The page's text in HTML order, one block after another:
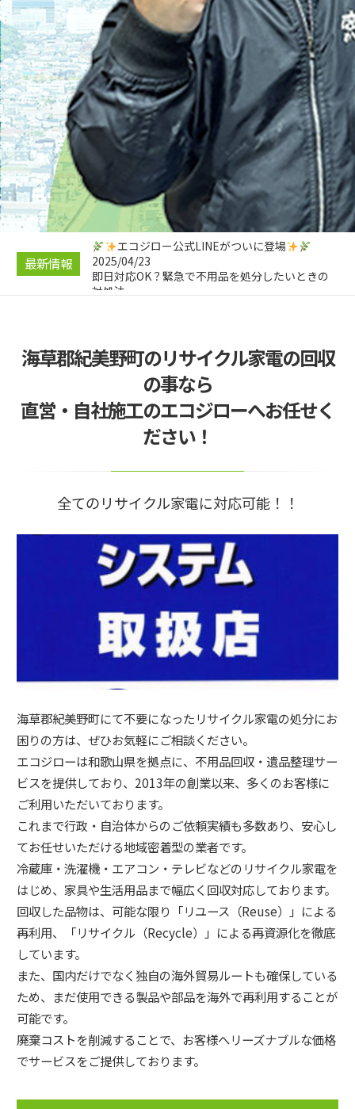
最新情報
遺品整理と不用品回収の違いとは？
2025/04/28
不要品回収の料金相場と安くする5つの裏技｜コ
ツコツ節約！
2025/04/26
エコジロー公式LINEがついに登場
2025/04/23
即日対応OK？緊急で不用品を処分したいときの
対処法
2025/04/21
遺品整理と不用品回収の違いとは？
2025/04/28
不要品回収の料金相場と安くする5つの裏技｜コ
ツコツ節約！
海草郡紀美野町のリサイクル家電の回収
の事なら
直営・自社施工のエコジローへお任せく
ださい！
全てのリサイクル家電に対応可能！！
海草郡紀美野町にて不要になったリサイクル家電の処分にお
困りの方は、ぜひお気軽にご相談ください。
エコジローは和歌山県を拠点に、不用品回収・遺品整理サー
ビスを提供しており、2013年の創業以来、多くのお客様に
ご利用いただいております。
これまで行政・自治体からのご依頼実績も多数あり、安心し
てお任せいただける地域密着型の業者です。
冷蔵庫・洗濯機・エアコン・テレビなどのリサイクル家電を
はじめ、家具や生活用品まで幅広く回収対応しております。
回収した品物は、可能な限り「リユース（Reuse）」による
再利用、「リサイクル（Recycle）」による再資源化を徹底
しています。
また、国内だけでなく独自の海外貿易ルートも確保している
ため、まだ使用できる製品や部品を海外で再利用することが
可能です。
廃棄コストを削減することで、お客様へリーズナブルな価格
でサービスをご提供しております。